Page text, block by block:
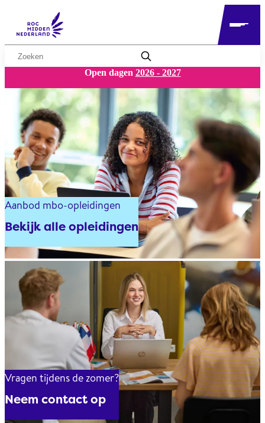
Zoekwoord
Open dagen 2026 - 2027
MBO
Aanbod mbo-opleidingen
Bekijk alle opleidingen
Vragen tijdens de zomer?
Neem contact op